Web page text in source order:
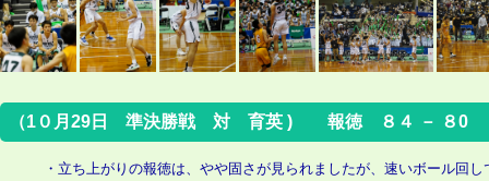
（1０月29日 準決勝戦 対 育英 ) 報徳 ８４ － ８0
・立ち上がりの報徳は、やや固さが見られましたが、速いボール回